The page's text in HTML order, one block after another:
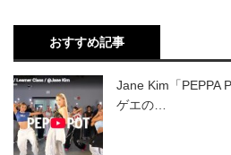
おすすめ記事
Jane Kim「PEPPA
ゲエの…